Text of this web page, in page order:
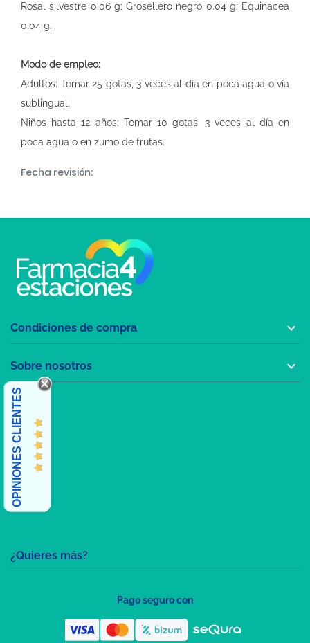
Rosal silvestre 0.06 g: Grosellero negro 0.04 g: Equinacea
0.04 g.
Modo de empleo:
Adultos: Tomar 25 gotas, 3 veces al día en poca agua o vía
sublingual.
Niños hasta 12 años: Tomar 10 gotas, 3 veces al día en
poca agua o en zumo de frutas.
Fecha revisión:
¿Quieres más?
Condiciones de compra 
Sobre nosotros 
OPINIONES CLIENTES
Pago seguro con